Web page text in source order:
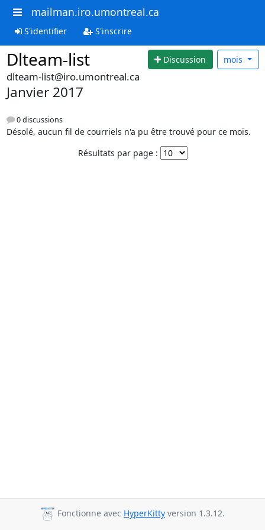
mailman.iro.umontreal.ca
S'identifier S'inscrire
Dlteam-list Discussion mois
dlteam-list@iro.umontreal.ca
Janvier 2017
0 discussions
Désolé, aucun fil de courriels n'a pu être trouvé pour ce mois.
Résultats par page :
Fonctionne avec HyperKitty version 1.3.12.